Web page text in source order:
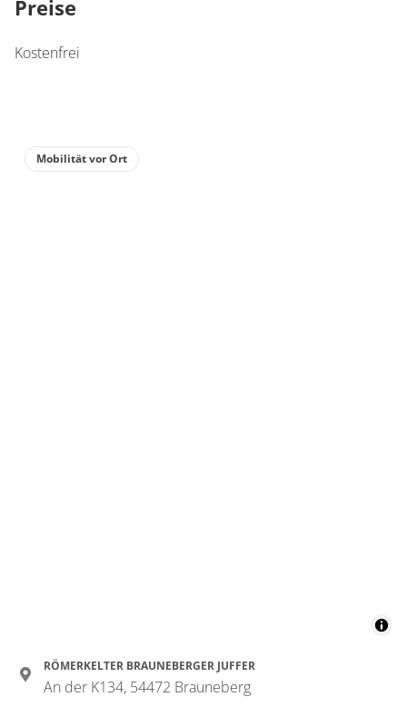
Preise
Kostenfrei
Mobilität vor Ort
RÖMERKELTER BRAUNEBERGER JUFFER
An der K134, 54472 Brauneberg